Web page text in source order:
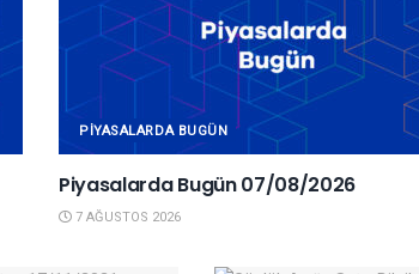
PIYASALARDA BUGÜN
Piyasalarda Bugün 07/08/2026
7 AĞUSTOS 2026